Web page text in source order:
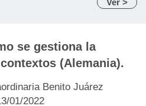
se gestiona la
(Alemania).
Benito Juárez
01/2022